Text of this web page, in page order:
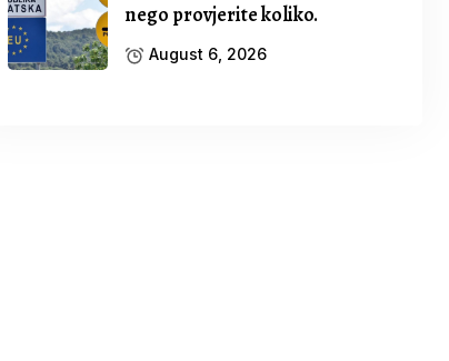
nego provjerite koliko.
August 6, 2026